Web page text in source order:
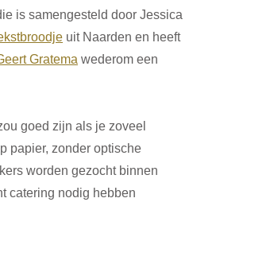
is samengesteld door Jessica
uit Naarden en heeft
Gratema wederom een
goed zijn als je zoveel
papier, zonder optische
worden gezocht binnen
catering nodig hebben